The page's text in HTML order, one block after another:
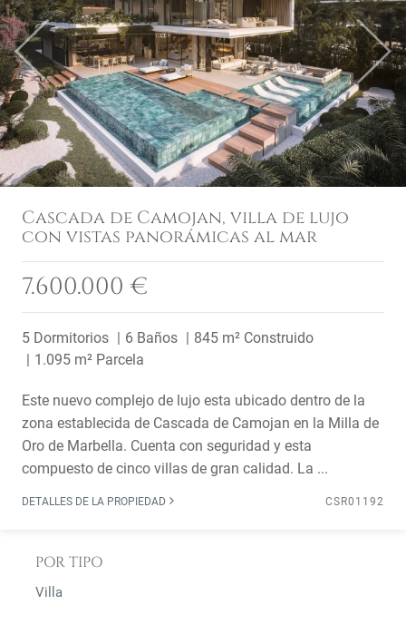
Previous Next
Cascada de Camojan, villa de lujo
con vistas panorámicas al mar
7.600.000 €
5 Dormitorios 6 Baños
845 m² Construido
1.095 m² Parcela
Este nuevo complejo de lujo esta ubicado dentro de la
zona establecida de Cascada de Camojan en la Milla de
Oro de Marbella. Cuenta con seguridad y esta
compuesto de cinco villas de gran calidad. La ...
DETALLES DE LA PROPIEDAD CSR01192
POR TIPO
Villa